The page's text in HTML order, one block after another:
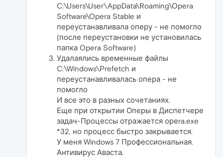
C:\Users\User\AppData\Roaming\Opera
Software\Opera Stable и
переустанавливала оперу - не помогло
(после переустановки не установилась
папка Opera Software)
Удалаялись временные файлы
C:\Windows\Prefetch и
переустанавливалась опера - не
помогло
И все это в разных сочетаниях.
Еще при открытии Оперы в Диспетчере
задач-Процессы отражается ореra.exe
*32, но процесс быстро закрывается.
У меня Windows 7 Профессиональная.
Антивирус Аваста.